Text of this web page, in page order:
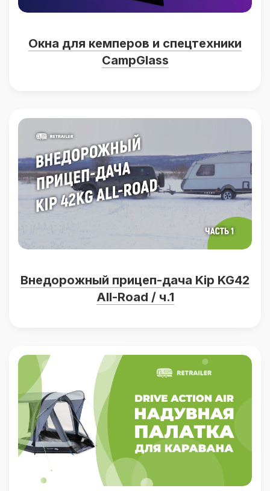
Окна для кемперов и спецтехники
CampGlass
Внедорожный прицеп-дача Kip KG42
All-Road / ч.1